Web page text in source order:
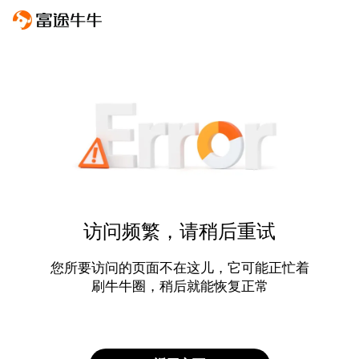
访问频繁，请稍后重试
您所要访问的页面不在这儿，它可能正忙着
刷牛牛圈，稍后就能恢复正常